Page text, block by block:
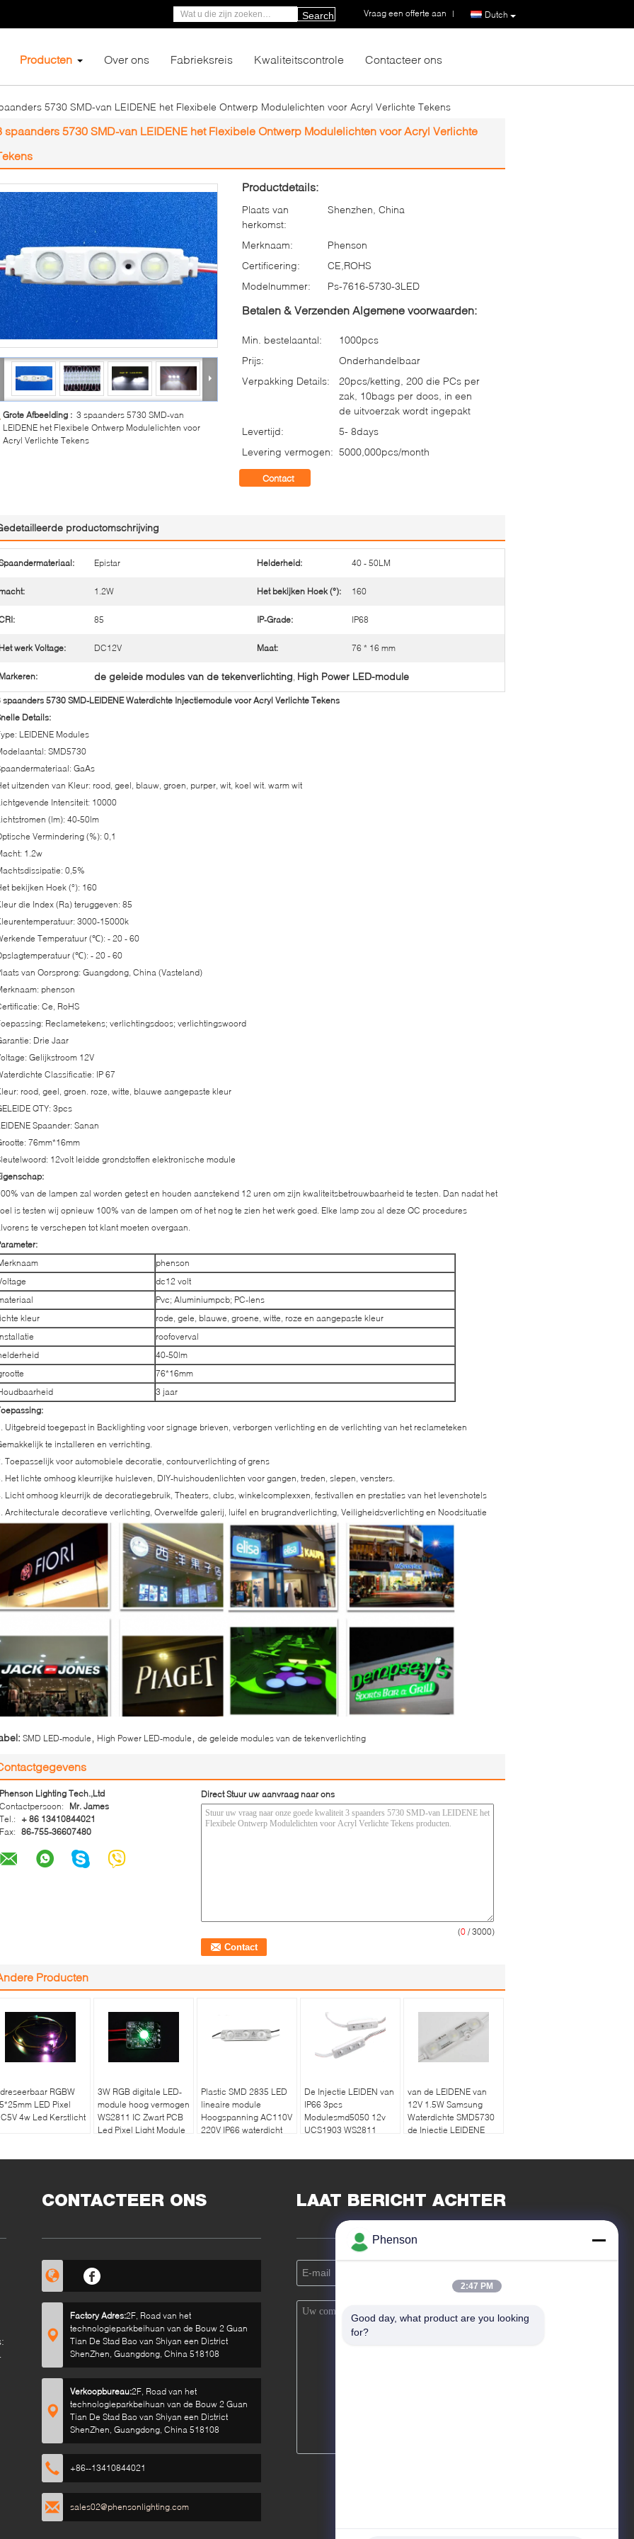
Dutch
Vraag een offerte aan |
Search
Producten Over ons Fabrieksreis Kwaliteitscontrole Contacteer ons
5730 SMD-van LEIDENE het Flexibele Ontwerp Modulelichten voor Acryl Verlichte Tekens
spaanders 5730 SMD-van LEIDENE het Flexibele Ontwerp Modulelichten voor Acryl Verlichte
Grote Afbeelding : 3 spaanders 5730 SMD-van
LEIDENE het Flexibele Ontwerp Modulelichten voor
Acryl Verlichte Tekens
Productdetails:
Plaats van
herkomst:
Shenzhen, China
Merknaam:
Phenson
Certificering:
CE,ROHS
Modelnummer:
Ps-7616-5730-3LED
Betalen & Verzenden Algemene voorwaarden:
Min. bestelaantal:
1000pcs
Prijs:
Onderhandelbaar
Verpakking Details:
20pcs/ketting, 200 die PCs per
zak, 10bags per doos, in een
de uitvoerzak wordt ingepakt
Levertijd:
5- 8days
Levering vermogen: 5000,000pcs/month
Contact
productomschrijving
Epistar Helderheid: 40 - 50LM
1.2W Het bekijken Hoek (°): 160
85 IP-Grade: IP68
werk Voltage: DC12V Maat: 76 * 16 mm
de geleide modules van de tekenverlichting, High Power LED-module
spaanders 5730 SMD-LEIDENE Waterdichte Injectiemodule voor Acryl Verlichte Tekens
Details:
LEIDENE Modules
SMD5730
GaAs
uitzenden van Kleur: rood, geel, blauw, groen, purper, wit, koel wit. warm wit
Intensiteit: 10000
(lm): 40-50lm
Vermindering (%): 0,1
1.2w
0,5%
bekijken Hoek (°): 160
die Index (Ra) teruggeven: 85
3000-15000k
Temperatuur (℃): - 20 - 60
(℃): - 20 - 60
van Oorsprong: Guangdong, China (Vasteland)
phenson
Ce, RoHS
Reclametekens; verlichtingsdoos; verlichtingswoord
Drie Jaar
Gelijkstroom 12V
Classificatie: IP 67
rood, geel, groen. roze, witte, blauwe aangepaste kleur
QTY: 3pcs
Spaander: Sanan
76mm*16mm
12volt leidde grondstoffen elektronische module
van de lampen zal worden getest en houden aanstekend 12 uren om zijn kwaliteitsbetrouwbaarheid te testen. Dan nadat het
is testen wij opnieuw 100% van de lampen om of het nog te zien het werk goed. Elke lamp zou al deze QC procedures
te verschepen tot klant moeten overgaan.
phenson
dc12 volt
Pvc; Aluminiumpcb; PC-lens
kleur
rode, gele, blauwe, groene, witte, roze en aangepaste kleur
roofoverval
40-50lm
76*16mm
3 jaar
Uitgebreid toegepast in Backlighting voor signage brieven, verborgen verlichting en de verlichting van het reclameteken
te installeren en verrichting.
Toepasselijk voor automobiele decoratie, contourverlichting of grens
Het lichte omhoog kleurrijke huisleven, DIY-huishoudenlichten voor gangen, treden, slepen, vensters.
Licht omhoog kleurrijk de decoratiegebruik, Theaters, clubs, winkelcomplexxen, festivallen en prestaties van het levenshotels
Architecturale decoratieve verlichting, Overwelfde galerij, luifel en brugrandverlichting, Veiligheidsverlichting en Noodsituatie
SMD LED-module High Power LED-module de geleide modules van de tekenverlichting
Phenson Lighting Tech.,Ltd
Contactpersoon:
Mr. James
Tel.:
+ 86 13410844021
Fax: 86-755-36607480
Direct Stuur uw aanvraag naar ons
(0 / 3000)
Producten
RGBW
LED Pixel
4w Led Kerstlicht
3W RGB digitale LED-
module hoog vermogen
WS2811 IC Zwart PCB
Led Pixel Light Module
Plastic SMD 2835 LED
lineaire module
Hoogspanning AC110V
220V IP66 waterdicht
De Injectie LEIDEN van
IP66 3pcs
Modulesmd5050 12v
UCS1903 WS2811
van de LEIDENE van
12V 1.5W Samsung
Waterdichte SMD5730
de Injectie LEIDENE
CONTACTEER ONS
Factory Adres:2F, Road van het
technologieparkbeihuan van de Bouw 2 Guan
Tian De Stad Bao van Shiyan een District
ShenZhen, Guangdong, China 518108
Verkoopbureau:2F, Road van het
technologieparkbeihuan van de Bouw 2 Guan
Tian De Stad Bao van Shiyan een District
ShenZhen, Guangdong, China 518108
+86--13410844021
sales02@phensonlighting.com
LAAT BERICHT ACHTER
Phenson
2:47 PM
Good day, what product are you looking
for?